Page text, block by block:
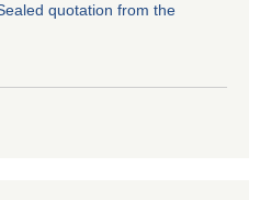
Sealed quotation from the